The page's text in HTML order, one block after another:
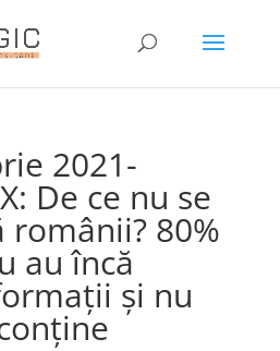
2021-
De ce nu se
românii? 80%
au încă
şi nu